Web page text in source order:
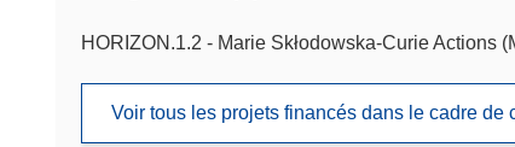
HORIZON.1.2 - Marie Skłodowska-Curie Actions
Voir tous les projets financés dans le cadre de